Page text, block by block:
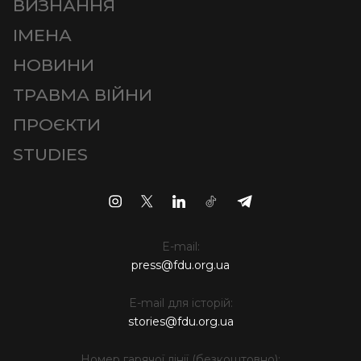
ВИЗНАННЯ
ІМЕНА
НОВИНИ
ТРАВМА ВІЙНИ
ПРОЄКТИ
STUDIES
E-mail:
press@fdu.org.ua
E-mail для історій:
stories@fdu.org.ua